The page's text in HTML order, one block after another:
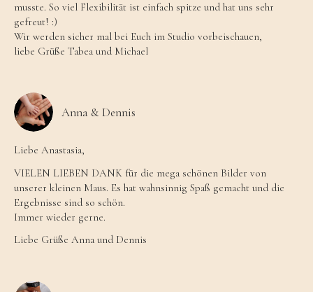
musste. So viel Flexibilität ist einfach spitze und hat uns sehr
gefreut! :)
Wir werden sicher mal bei Euch im Studio vorbeischauen,
liebe Grüße Tabea und Michael
Anna & Dennis
Liebe Anastasia,
VIELEN LIEBEN DANK für die mega schönen Bilder von
unserer kleinen Maus. Es hat wahnsinnig Spaß gemacht und die
Ergebnisse sind so schön.
Immer wieder gerne.
Liebe Grüße Anna und Dennis